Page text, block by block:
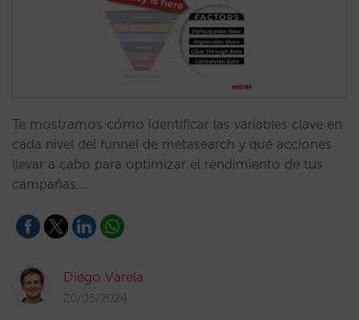
Te mostramos cómo identificar las variables clave en
cada nivel del funnel de metasearch y qué acciones
llevar a cabo para optimizar el rendimiento de tus
campañas.…
Diego Varela
20/05/2024